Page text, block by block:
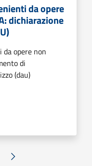
da opere
dichiarazione
opere non
di
(dau)
Successiva »